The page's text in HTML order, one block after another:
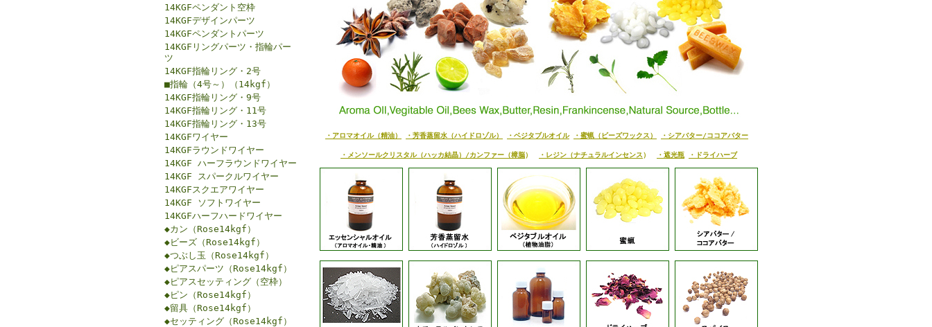
14KGFペンダント空枠
14KGFデザインパーツ
14KGFペンダントパーツ
14KGFリングパーツ・指輪パー
ツ
14KGF指輪リング・2号
■指輪（4号～）（14kgf）
14KGF指輪リング・9号
14KGF指輪リング・11号
14KGF指輪リング・13号
14KGFワイヤー
14KGFラウンドワイヤー
14KGF ハーフラウンドワイヤー
14KGF スパークルワイヤー
14KGFスクエアワイヤー
14KGF ソフトワイヤー
14KGFハーフハードワイヤー
◆カン（Rose14kgf）
◆ビーズ（Rose14kgf）
◆つぶし玉（Rose14kgf）
◆ピアスパーツ（Rose14kgf）
◆ピアスセッティング（空枠）
◆ピン（Rose14kgf）
◆留具（Rose14kgf）
◆セッティング（Rose14kgf）
・アロマオイル（精油） ・芳香蒸留水（ハイドロゾル） ・ベジタブルオイル ・蜜蝋（ビーズワックス） ・シアバター/ココアバター
・メンソールクリスタル（ハッカ結晶）/カンファー（樟脳） ・レジン（ナチュラルインセンス） ・遮光瓶 ・ドライハーブ